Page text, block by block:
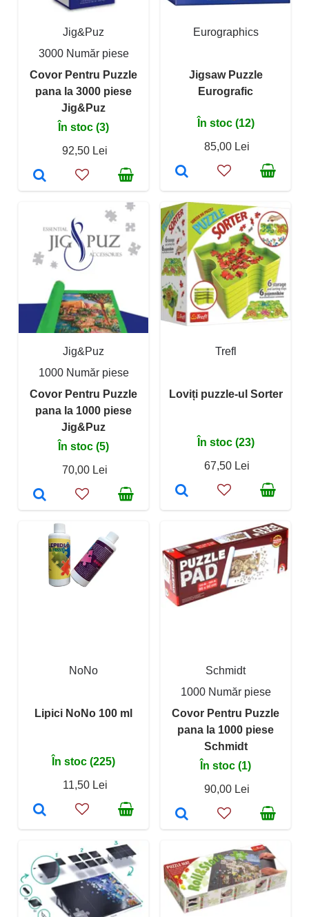
Jig&Puz
3000 Număr piese
Covor Pentru Puzzle
pana la 3000 piese
Jig&Puz
În stoc (3)
92,50 Lei
Eurographics
Jigsaw Puzzle
Eurografic
În stoc (12)
85,00 Lei
Jig&Puz
1000 Număr piese
Covor Pentru Puzzle
pana la 1000 piese
Jig&Puz
În stoc (5)
70,00 Lei
Trefl
Loviți puzzle-ul Sorter
În stoc (23)
67,50 Lei
NoNo
Lipici NoNo 100 ml
În stoc (225)
11,50 Lei
Schmidt
1000 Număr piese
Covor Pentru Puzzle
pana la 1000 piese
Schmidt
În stoc (1)
90,00 Lei